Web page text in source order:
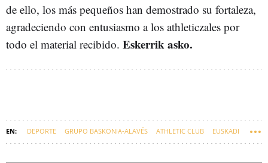
de ello, los más pequeños han demostrado su fortaleza,
agradeciendo con entusiasmo a los athleticzales por
todo el material recibido. Eskerrik asko.
DEPORTE GRUPO BASKONIA-ALAVÉS ATHLETIC CLUB EUSKADI